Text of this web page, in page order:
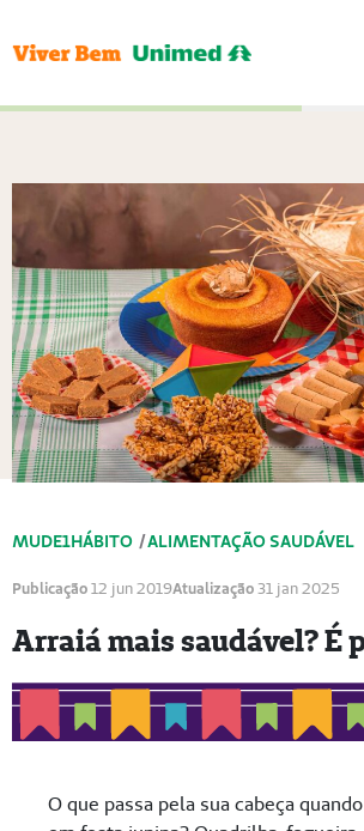
MUDE1HÁBITO /ALIMENTAÇÃO SAUDÁVEL
Publicação12 jun 2019Atualização31 jan 2025
Arraiá mais saudável? É
O que passa pela sua cabeça